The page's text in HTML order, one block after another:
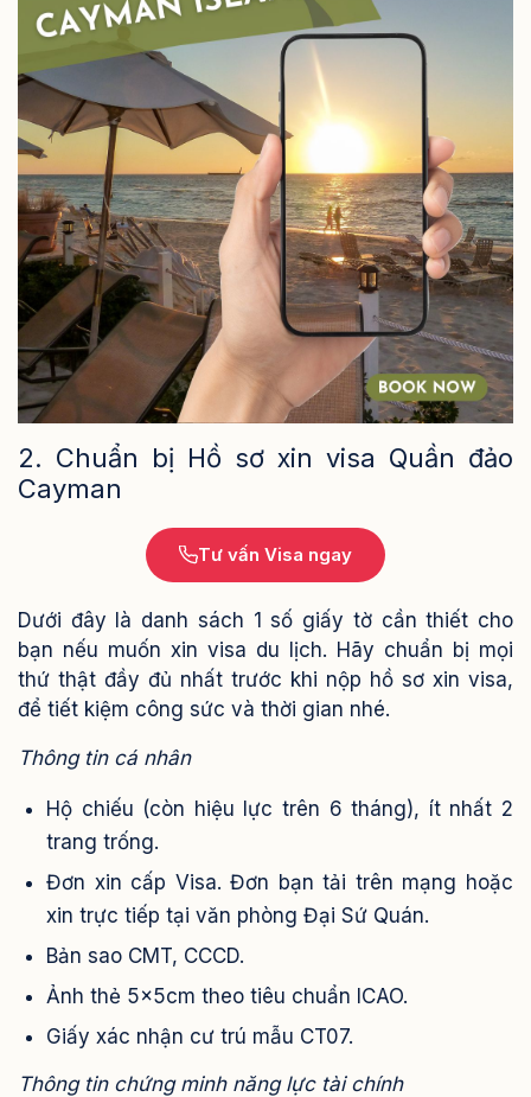
2. Chuẩn bị Hồ sơ xin visa Quần đảo
Cayman
Tư vấn Visa ngay
Dưới đây là danh sách 1 số giấy tờ cần thiết cho
bạn nếu muốn xin visa du lịch. Hãy chuẩn bị mọi
thứ thật đầy đủ nhất trước khi nộp hồ sơ xin visa,
để tiết kiệm công sức và thời gian nhé.
Thông tin cá nhân
Hộ chiếu (còn hiệu lực trên 6 tháng), ít nhất 2
trang trống.
Đơn xin cấp Visa. Đơn bạn tải trên mạng hoặc
xin trực tiếp tại văn phòng Đại Sứ Quán.
Bản sao CMT, CCCD.
Ảnh thẻ 5x5cm theo tiêu chuẩn ICAO.
Giấy xác nhận cư trú mẫu CT07.
Thông tin chứng minh năng lực tài chính